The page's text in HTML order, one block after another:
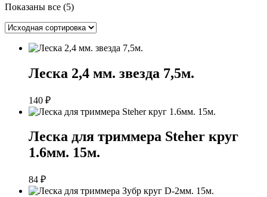
Показаны все (5)
Леска 2,4 мм. звезда 7,5м.
140 ₽
Леска для триммера Steher круг
1.6мм. 15м.
84 ₽